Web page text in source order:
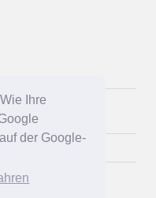
Ihre
der Google-